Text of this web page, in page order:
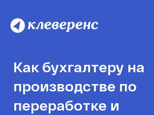
Как бухгалтеру на
производстве по
переработке и